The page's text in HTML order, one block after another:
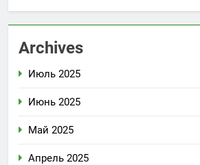
Archives
Июль 2025
Июнь 2025
Май 2025
Апрель 2025